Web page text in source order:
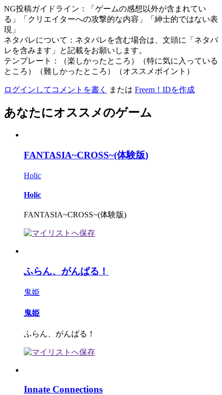
NG投稿ガイドライン：「ゲームの感想以外が含まれてい
る」「クリエイターへの攻撃的な内容」「紳士的ではない表
現」
ネタバレについて：ネタバレを含む場合は、文頭に「ネタバ
レを含みます」と記載をお願いします。
テンプレート：（楽しかったところ）（特に気に入っている
ところ）（難しかったところ）（オススメポイント）
ログインしてコメントを書く または Freem！IDを作成
あなたにオススメのゲーム
FANTASIA~CROSS~(体験版)
Holic
Holic
FANTASIA~CROSS~(体験版)
ふらん、がんばる！
鬼姫
鬼姫
ふらん、がんばる！
Innate Connections